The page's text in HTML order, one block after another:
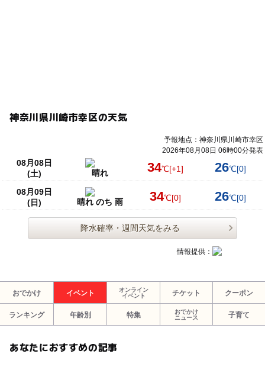
神奈川県川崎市幸区の天気
予報地点：神奈川県川崎市幸区
2026年08月08日 06時00分発表
08月08日
(土)
晴れ 34℃[+1] 26℃[0]
08月09日
(日)
晴れ のち 雨 34℃[0] 26℃[0]
降水確率・週間天気をみる
情報提供：
おでかけ イベント
オンライン
イベント
チケット クーポン
ランキング 年齢別 特集
おでかけ
ニュース
子育て
あなたにおすすめの記事